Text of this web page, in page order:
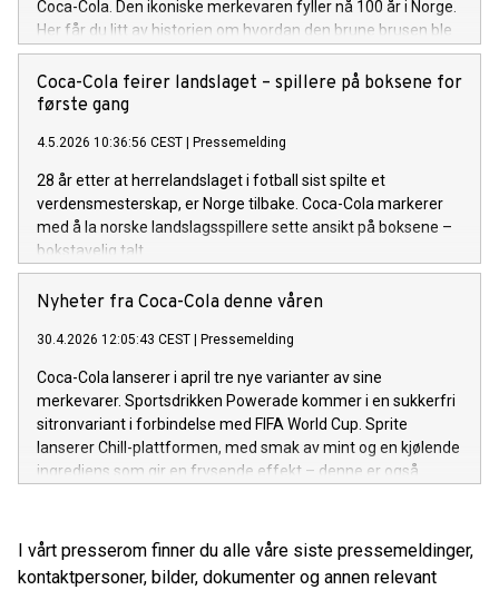
Coca-Cola. Den ikoniske merkevaren fyller nå 100 år i Norge.
Her får du litt av historien om hvordan den brune brusen ble
del av den norske hverdagen.
Coca-Cola feirer landslaget – spillere på boksene for
første gang
4.5.2026 10:36:56 CEST Pressemelding
28 år etter at herrelandslaget i fotball sist spilte et
verdensmesterskap, er Norge tilbake. Coca-Cola markerer
med å la norske landslagsspillere sette ansikt på boksene –
bokstavelig talt.
Nyheter fra Coca-Cola denne våren
30.4.2026 12:05:43 CEST Pressemelding
Coca-Cola lanserer i april tre nye varianter av sine
merkevarer. Sportsdrikken Powerade kommer i en sukkerfri
sitronvariant i forbindelse med FIFA World Cup. Sprite
lanserer Chill-plattformen, med smak av mint og en kjølende
ingrediens som gir en frysende effekt – denne er også
I vårt presserom finner du alle våre siste pressemeldinger,
kontaktpersoner, bilder, dokumenter og annen relevant